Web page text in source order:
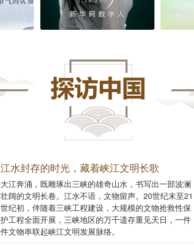
江水封存的时光，藏着峡江文明长歌
大江奔涌，既雕琢出三峡的雄奇山水，书写出一部波澜
壮阔的文明长卷。江水不语，文物留声。20世纪末至21
世纪初，伴随着三峡工程建设，大规模的文物抢救性保
护工程全面开展，三峡地区的万千遗存重见天日，一件
件文物串联起峡江文明发展脉络。